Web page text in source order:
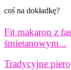
coś na dokładkę?
Fit makaron z
śmietanowym...
Tradycyjne